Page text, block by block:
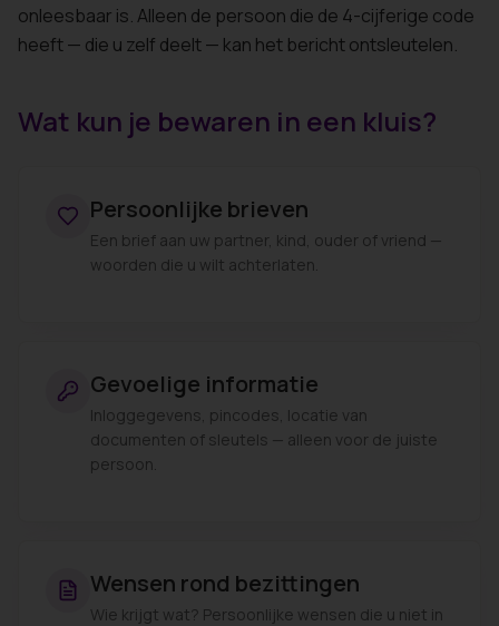
onleesbaar is. Alleen de persoon die de 4-cijferige code
heeft — die u zelf deelt — kan het bericht ontsleutelen.
Wat kun je bewaren in een kluis?
Persoonlijke brieven
Een brief aan uw partner, kind, ouder of vriend —
woorden die u wilt achterlaten.
Gevoelige informatie
Inloggegevens, pincodes, locatie van
documenten of sleutels — alleen voor de juiste
persoon.
Wensen rond bezittingen
Wie krijgt wat? Persoonlijke wensen die u niet in